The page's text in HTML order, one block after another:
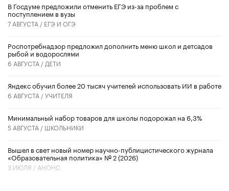
В Госдуме предложили отменить ЕГЭ из-за проблем с
поступлением в вузы
7 АВГУСТА / ЕГЭ И ОГЭ
Роспотребнадзор предложил дополнить меню школ и детсадов
рыбой и водорослями
6 АВГУСТА / ДЕТИ
​Яндекс обучил более 20 тысяч учителей использовать ИИ в работе
6 АВГУСТА /УЧИТЕЛЯ
Минимальный набор товаров для школы подорожал на 6,3%
5 АВГУСТА / ШКОЛЬНИКИ
Вышел в свет новый номер научно-публицистического журнала
«Образовательная политика» № 2 (2026)
3 ИЮЛЯ / АНОНС